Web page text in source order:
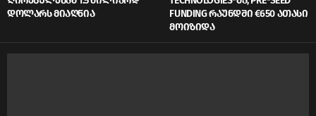
ᲓᲝᲚᲐᲠᲡ ᲛᲘᲐᲦᲬᲘᲐ
FUNDING ᲠᲐᲣᲜᲓᲨᲘ €650 ᲐᲗᲐᲡᲘ
ᲛᲝᲘᲖᲘᲓᲐ